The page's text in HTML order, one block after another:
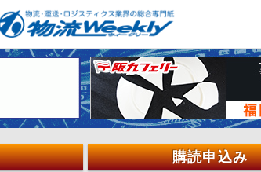
購読申込み